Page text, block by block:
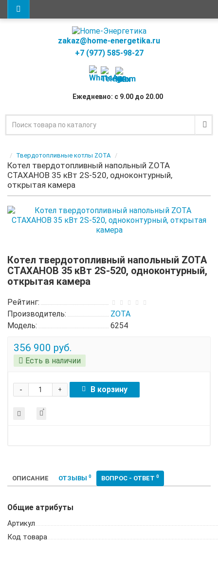
zakaz@home-energetika.ru
+7 (977) 585-98-27
Ежедневно: с 9.00 до 20.00
Твердотопливные котлы ZOTA
Котел твердотопливный напольный ZOTA
СТАХАНОВ 35 кВт 2S-520, одноконтурный,
открытая камера
Котел твердотопливный напольный ZOTA
СТАХАНОВ 35 кВт 2S-520, одноконтурный,
открытая камера
Рейтинг:
Производитель:
ZOTA
Модель:
6254
356 900 руб.
Есть в наличии
+
- В корзину
ОПИСАНИЕ ОТЗЫВЫ 0 ВОПРОС - ОТВЕТ 0
Общие атрибуты
Артикул
Код товара